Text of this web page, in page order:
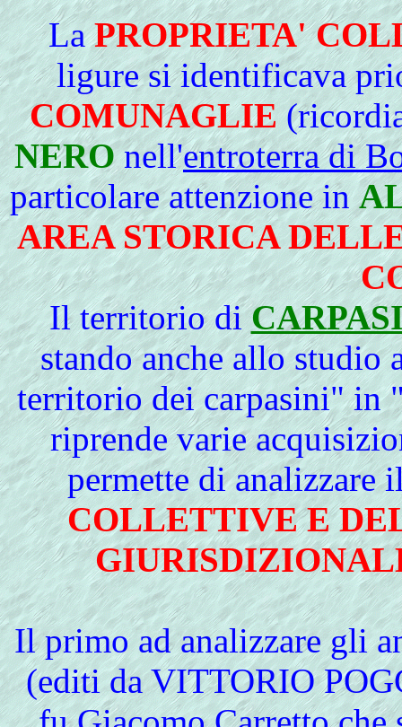
La PROPRIETA'
ligure si identificava
COMUNAGLIE
NEROnell'entroterra di
particolare attenzione in
AREA STORICA
Il territorio di
stando anche allo
territorio dei carpasini" in
riprende varie
permette di analizzare
COLLETTIVE E
Il primo ad analizzare gli
(editi da VITTORIO